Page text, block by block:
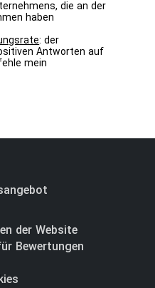
die an der
haben
: der
Antworten auf
mein
der Website
Bewertungen